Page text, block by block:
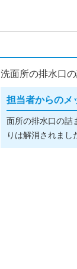
洗面所の排水口
担当者からのメ
面所の排水口の詰
りは解消されまし